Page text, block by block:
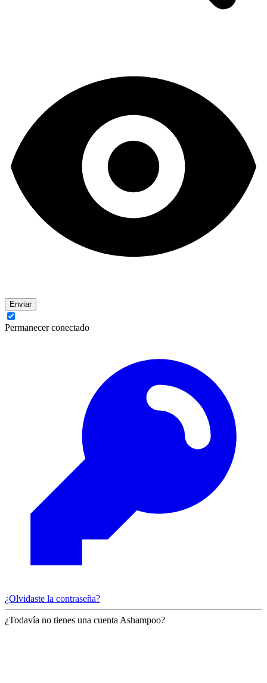
Enviar
Permanecer conectado
¿Olvidaste la contraseña?
¿Todavía no tienes una cuenta Ashampoo?